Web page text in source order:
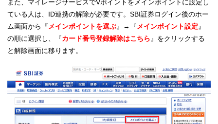
また、マイレージサービスでVポイントをメインポイントに設定し
ている人は、ID連携の解除が必要です。SBI証券ログイン後のホー
ム画面から『メインポイントを選ぶ』→『メインポイント設定』
の順に選択し、『カード番号登録解除はこちら』をクリックする
と解除画面に移ります。